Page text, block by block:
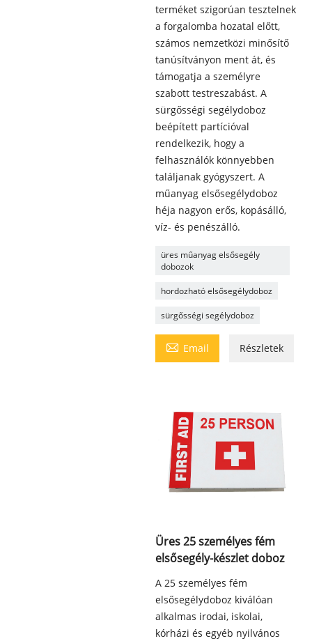
terméket szigorúan tesztelnek
a forgalomba hozatal előtt,
számos nemzetközi minősítő
tanúsítványon ment át, és
támogatja a személyre
szabott testreszabást. A
sürgősségi segélydoboz
beépített partícióval
rendelkezik, hogy a
felhasználók könnyebben
találjanak gyógyszert. A
műanyag elsősegélydoboz
héja nagyon erős, kopásálló,
víz- és penészálló.
üres műanyag elsősegély
dobozok
hordozható elsősegélydoboz
sürgősségi segélydoboz
 Email Részletek
Üres 25 személyes fém
elsősegély-készlet doboz
A 25 személyes fém
elsősegélydoboz kiválóan
alkalmas irodai, iskolai,
kórházi és egyéb nyilvános